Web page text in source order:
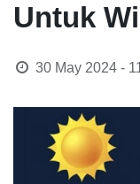
Untuk
30 May 2024 -